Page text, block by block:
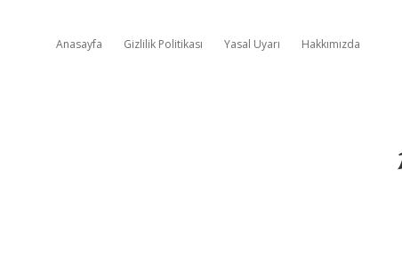
Anasayfa Gizlilik Politikası Yasal Uyarı Hakkımızda